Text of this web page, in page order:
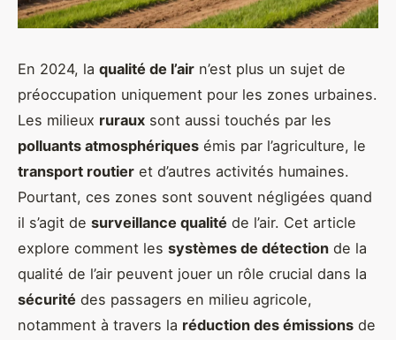
En 2024, la qualité de l’air n’est plus un sujet de
préoccupation uniquement pour les zones urbaines.
Les milieux ruraux sont aussi touchés par les
polluants atmosphériques émis par l’agriculture, le
transport routier et d’autres activités humaines.
Pourtant, ces zones sont souvent négligées quand
il s’agit de surveillance qualité de l’air. Cet article
explore comment les systèmes de détection de la
qualité de l’air peuvent jouer un rôle crucial dans la
sécurité des passagers en milieu agricole,
notamment à travers la réduction des émissions de